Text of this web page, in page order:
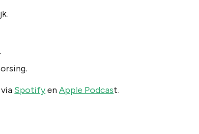
SpotifyenApple Podcast.